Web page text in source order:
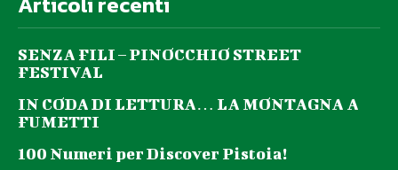
SENZA FILI – PINOCCHIO STREET
FESTIVAL
IN CODA DI LETTURA… LA MONTAGNA A
FUMETTI
100 Numeri per Discover Pistoia!